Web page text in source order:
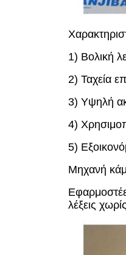
1) Βολική
2) Ταχεία
3) Υψηλή
4)
5)
Μηχανή
λέξεις